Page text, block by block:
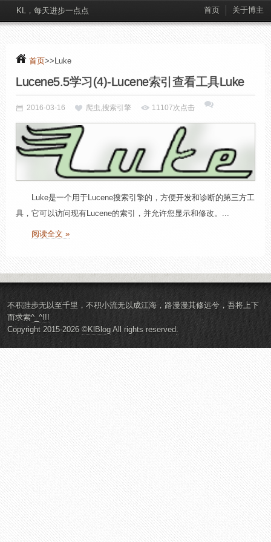
KL，每天进步一点点 首页 关于博主
首页>>Luke
Lucene5.5学习(4)-Lucene索引查看工具Luke
2016-03-16 爬虫,搜索引擎 11107次点击
Luke是一个用于Lucene搜索引擎的，方便开发和诊断的第三方工
具，它可以访问现有Lucene的索引，并允许您显示和修改。...
阅读全文 »
不积跬步无以至千里，不积小流无以成江海，路漫漫其修远兮，吾将上下
而求索^_^!!!
Copyright 2015-2026 ©KlBlog All rights reserved.